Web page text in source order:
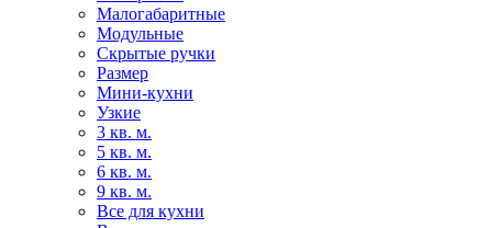
Малогабаритные
Модульные
Скрытые ручки
Размер
Мини-кухни
Узкие
3 кв. м.
5 кв. м.
6 кв. м.
9 кв. м.
Все для кухни